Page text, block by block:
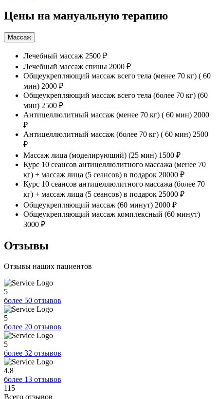
Цены на мануальную терапию
Массаж
Лечебный массаж 2500 ₽
Лечебный массаж спины 2000 ₽
Общеукрепляющий массаж всего тела (менее 70 кг) ( 60
мин) 2000 ₽
Общеукрепляющий массаж всего тела (более 70 кг) (60
мин) 2500 ₽
Антицеллюлитный массаж (менее 70 кг) ( 60 мин) 2000
₽
Антицеллюлитный массаж (более 70 кг) ( 60 мин) 2500
₽
Массаж лица (моделирующий) (25 мин) 1500 ₽
Курс 10 сеансов антицеллюлитного массажа (менее 70
кг) + массаж лица (5 сеансов) в подарок 20000 ₽
Курс 10 сеансов антицеллюлитного массажа (более 70
кг) + массаж лица (5 сеансов) в подарок 25000 ₽
Общеукрепляющий массаж (60 минут) 2000 ₽
Общеукрепляющий массаж комплексный (60 минут)
3000 ₽
Отзывы
Отзывы наших пациентов
5
более 50 отзывов
5
более 20 отзывов
5
более 32 отзывов
4.8
более 13 отзывов
115
Всего отзывов